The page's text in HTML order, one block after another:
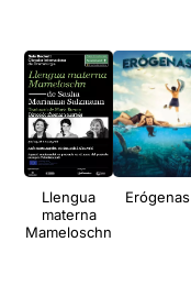
Llengua
materna
Mameloschn
Erógenas